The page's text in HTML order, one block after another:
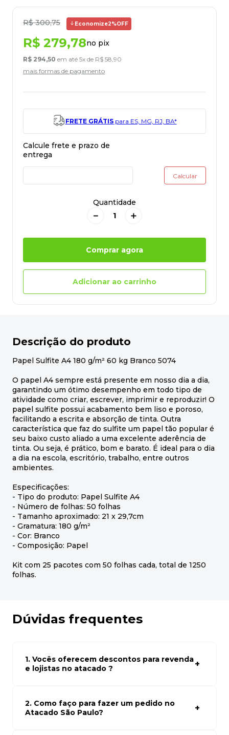
R$ 300,75 Economize2%OFF
R$ 279,78no pix
R$ 294,50 em até 5x de R$ 58,90
mais formas de pagamento
FRETE GRÁTISpara ES, MG, RJ, BA*
Quantidade
＋
－
Comprar agora
Adicionar ao carrinho
Descrição do produto
Papel Sulfite A4 180 g/m² 60 kg Branco 5074
O papel A4 sempre está presente em nosso dia a dia,
garantindo um ótimo desempenho em todo tipo de
atividade como criar, escrever, imprimir e reproduzir! O
papel sulfite possui acabamento bem liso e poroso,
facilitando a escrita e absorção de tinta. Outra
característica que faz do sulfite um papel tão popular é
seu baixo custo aliado a uma excelente aderência de
tinta. Ou seja, é prático, bom e barato. É ideal para o dia
a dia na escola, escritório, trabalho, entre outros
ambientes.
Especificações:
- Tipo do produto: Papel Sulfite A4
- Número de folhas: 50 folhas
- Tamanho aproximado: 21 x 29,7cm
- Gramatura: 180 g/m²
- Cor: Branco
- Composição: Papel
Kit com 25 pacotes com 50 folhas cada, total de 1250
folhas.
Dúvidas frequentes
1. Vocês oferecem descontos para revenda
e lojistas no atacado ?
atacado empresas e compre com os melhores preços
para seu modelo de negócio
2. Como faço para fazer um pedido no
Atacado São Paulo?